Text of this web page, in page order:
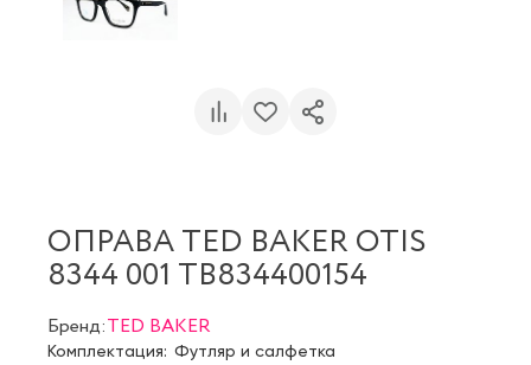
ОПРАВА TED BAKER OTIS
8344 001 TB834400154
Бренд:TED BAKER
Комплектация: Футляр и салфетка